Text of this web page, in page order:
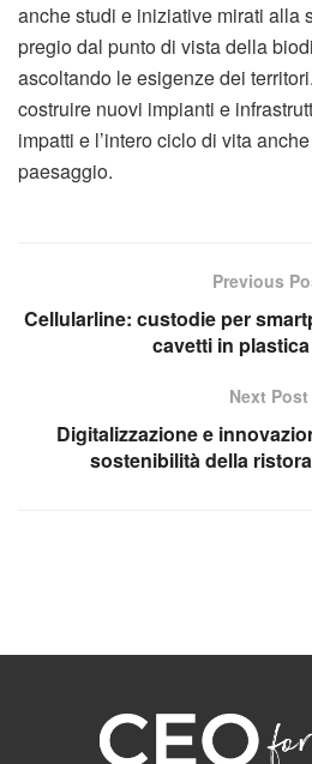
anche studi e iniziative mirati alla
pregio dal punto di vista della
ascoltando le esigenze dei
costruire nuovi impianti e
impatti e l’intero ciclo di vita
paesaggio.
Previous
Cellularline: custodie per
cavetti in
Next Post
Digitalizzazione e
sostenibilità della